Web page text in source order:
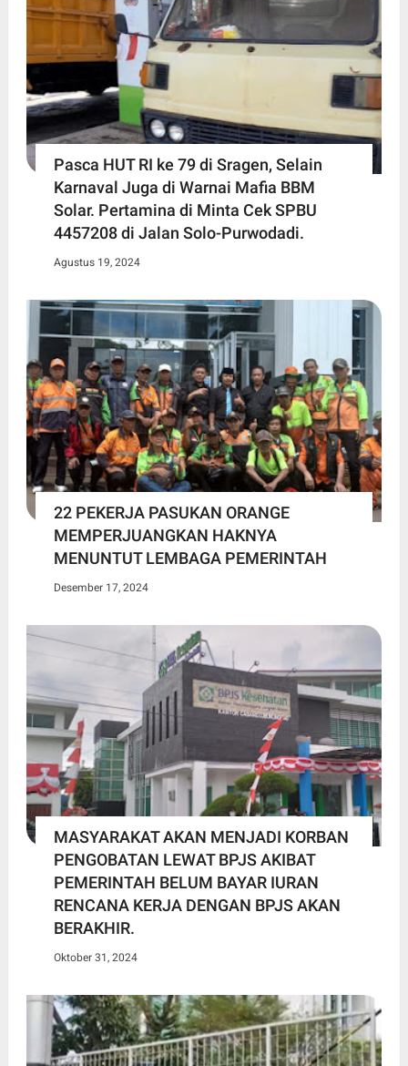
Pasca HUT RI ke 79 di Sragen, Selain
Karnaval Juga di Warnai Mafia BBM
Solar. Pertamina di Minta Cek SPBU
4457208 di Jalan Solo-Purwodadi.
Agustus 19, 2024
22 PEKERJA PASUKAN ORANGE
MEMPERJUANGKAN HAKNYA
MENUNTUT LEMBAGA PEMERINTAH
Desember 17, 2024
MASYARAKAT AKAN MENJADI KORBAN
PENGOBATAN LEWAT BPJS AKIBAT
PEMERINTAH BELUM BAYAR IURAN
RENCANA KERJA DENGAN BPJS AKAN
BERAKHIR.
Oktober 31, 2024